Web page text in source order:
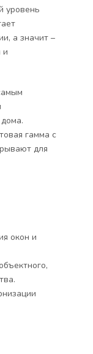
уровень
а значит –
и
гамма с
для
окон и